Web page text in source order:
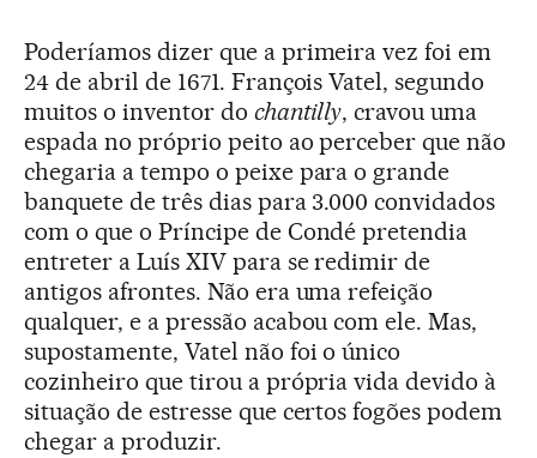
Poderíamos dizer que a primeira vez foi em
24 de abril de 1671. François Vatel, segundo
muitos o inventor do chantilly, cravou uma
espada no próprio peito ao perceber que não
chegaria a tempo o peixe para o grande
banquete de três dias para 3.000 convidados
com o que o Príncipe de Condé pretendia
entreter a Luís XIV para se redimir de
antigos afrontes. Não era uma refeição
qualquer, e a pressão acabou com ele. Mas,
supostamente, Vatel não foi o único
cozinheiro que tirou a própria vida devido à
situação de estresse que certos fogões podem
chegar a produzir.